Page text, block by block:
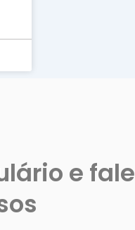
e fale